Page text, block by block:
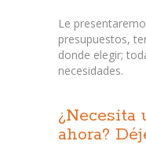
Le
presupuestos,
donde elegir;
necesidades.
¿Necesita
ahora?